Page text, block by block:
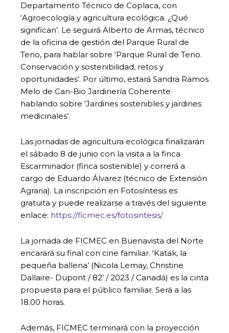
Departamento Técnico de Coplaca, con
‘Agroecología y agricultura ecológica. ¿Qué
significan’. Le seguirá Alberto de Armas, técnico
de la oficina de gestión del Parque Rural de
Teno, para hablar sobre ‘Parque Rural de Teno.
Conservación y sostenibilidad, retos y
oportunidades’. Por último, estará Sandra Ramos
Melo de Can-Bio Jardinería Coherente
hablando sobre ‘Jardines sostenibles y jardines
medicinales’.
Las jornadas de agricultura ecológica finalizarán
el sábado 8 de junio con la visita a la finca
Escarminador (finca sostenible) y correrá a
cargo de Eduardo Álvarez (técnico de Extensión
Agraria). La inscripción en Fotosíntesis es
gratuita y puede realizarse a través del siguiente
enlace: https://ficmec.es/fotosintesis/
La jornada de FICMEC en Buenavista del Norte
encarará su final con cine familiar. ‘Katak, la
pequeña ballena’ (Nicola Lemay, Christine
Dallaire- Dupont / 82’ / 2023 / Canadá) es la cinta
propuesta para el público familiar. Será a las
18.00 horas.
Además, FICMEC terminará con la proyección